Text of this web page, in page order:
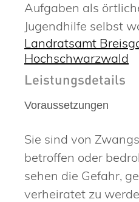
Aufgaben als
Jugendhilfe selbst
Landratsamt
Hochschwarzwald
Leistungsdetails
Voraussetzungen
Sie sind von
betroffen oder
sehen die Gefahr,
verheiratet zu